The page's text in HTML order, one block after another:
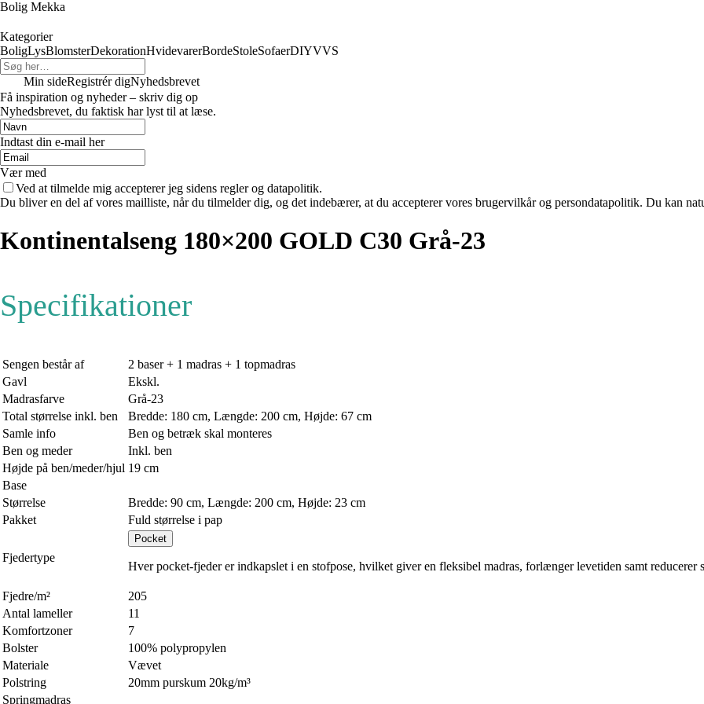
Bolig Mekka
Kategorier
BoligLysBlomsterDekorationHvidevarerBordeStoleSofaerDIYVVS
Min sideRegistrér digNyhedsbrevet
Få inspiration og nyheder – skriv dig op
Nyhedsbrevet, du faktisk har lyst til at læse.
Indtast din e-mail her
Vær med
Ved at tilmelde mig accepterer jeg sidens regler og datapolitik.
Du bliver en del af vores mailliste, når du tilmelder dig, og det indebærer, at du accepterer vores brugervilkår og persondatapolitik. Du kan
Kontinentalseng 180×200 GOLD C30 Grå-23
Specifikationer
Sengen består af
2 baser + 1 madras + 1 topmadras
Gavl
Ekskl.
Madrasfarve
Grå-23
Total størrelse inkl. ben
Bredde: 180 cm, Længde: 200 cm, Højde: 67 cm
Samle info
Ben og betræk skal monteres
Ben og meder
Inkl. ben
Højde på ben/meder/hjul 19 cm
Base
Størrelse
Bredde: 90 cm, Længde: 200 cm, Højde: 23 cm
Pakket
Fuld størrelse i pap
Fjedertype
Pocket
Hver pocket-fjeder er indkapslet i en stofpose, hvilket giver en fleksibel madras, forlænger levetiden samt reducerer
Fjedre/m²
205
Antal lameller
11
Komfortzoner
7
Bolster
100% polypropylen
Materiale
Vævet
Polstring
20mm purskum 20kg/m³
Springmadras